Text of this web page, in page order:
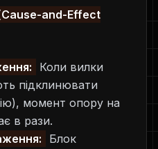
and-Effect
Коли вилки
підклинювати
момент опору на
в рази.
Блок